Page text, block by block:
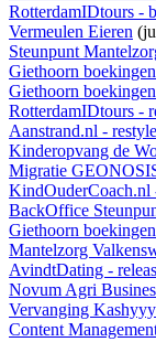
RotterdamIDtours -
Vermeulen Eieren
Steunpunt
Giethoorn
Giethoorn
RotterdamIDtours -
Aanstrand.nl - restyle
Kinderopvang de
Migratie
KindOuderCoach.nl
BackOffice
Giethoorn
Mantelzorg
AvindtDating -
Novum Agri
Vervanging
Content